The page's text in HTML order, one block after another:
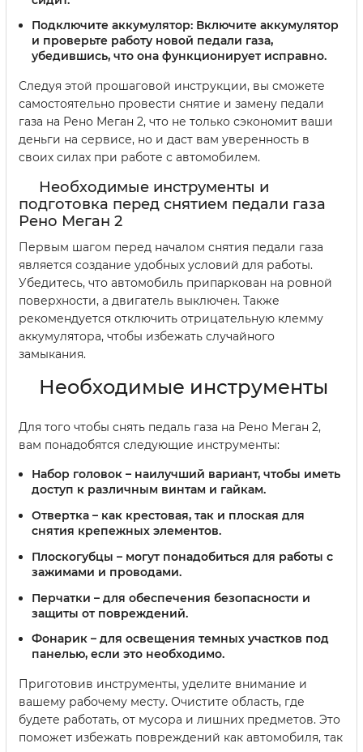
Подключите аккумулятор: Включите аккумулятор
и проверьте работу новой педали газа,
убедившись, что она функционирует исправно.
Следуя этой прошаговой инструкции, вы сможете
самостоятельно провести снятие и замену педали
газа на Рено Меган 2, что не только сэкономит ваши
деньги на сервисе, но и даст вам уверенность в
своих силах при работе с автомобилем.
Необходимые инструменты и
подготовка перед снятием педали газа
Рено Меган 2
Первым шагом перед началом снятия педали газа
является создание удобных условий для работы.
Убедитесь, что автомобиль припаркован на ровной
поверхности, а двигатель выключен. Также
рекомендуется отключить отрицательную клемму
аккумулятора, чтобы избежать случайного
замыкания.
Необходимые инструменты
Для того чтобы снять педаль газа на Рено Меган 2,
вам понадобятся следующие инструменты:
Набор головок – наилучший вариант, чтобы иметь
доступ к различным винтам и гайкам.
Отвертка – как крестовая, так и плоская для
снятия крепежных элементов.
Плоскогубцы – могут понадобиться для работы с
зажимами и проводами.
Перчатки – для обеспечения безопасности и
защиты от повреждений.
Фонарик – для освещения темных участков под
панелью, если это необходимо.
Приготовив инструменты, уделите внимание и
вашему рабочему месту. Очистите область, где
будете работать, от мусора и лишних предметов. Это
поможет избежать повреждений как автомобиля, так